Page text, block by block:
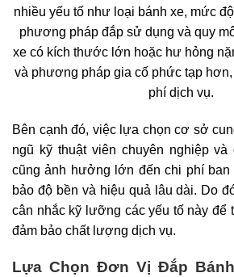
nhiều yếu tố như loại bánh xe, mức
phương pháp đắp sử dụng và quy
xe có kích thước lớn hoặc hư hỏng
và phương pháp gia cố phức tạp
phí dịch vụ.
Bên cạnh đó, việc lựa chọn cơ sở
ngũ kỹ thuật viên chuyên nghiệp và
cũng ảnh hưởng lớn đến chi phí
bảo độ bền và hiệu quả lâu dài. Do
cân nhắc kỹ lưỡng các yếu tố này để
đảm bảo chất lượng dịch vụ.
Lựa Chọn Đơn Vị Đắp